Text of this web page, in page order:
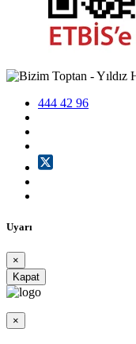
444 42 96
Uyarı
×
Kapat
×